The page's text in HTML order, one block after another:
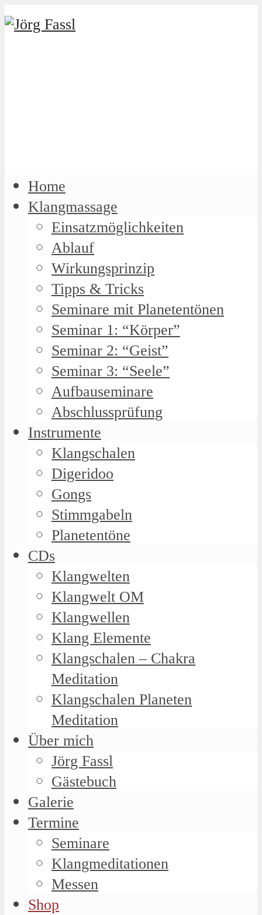
Home
Klangmassage
Einsatzmöglichkeiten
Ablauf
Wirkungsprinzip
Tipps & Tricks
Seminare mit Planetentönen
Seminar 1: “Körper”
Seminar 2: “Geist”
Seminar 3: “Seele”
Aufbauseminare
Abschlussprüfung
Instrumente
Klangschalen
Digeridoo
Gongs
Stimmgabeln
Planetentöne
CDs
Klangwelten
Klangwelt OM
Klangwellen
Klang Elemente
Klangschalen – Chakra
Meditation
Klangschalen Planeten
Meditation
Über mich
Jörg Fassl
Gästebuch
Galerie
Termine
Seminare
Klangmeditationen
Messen
Shop